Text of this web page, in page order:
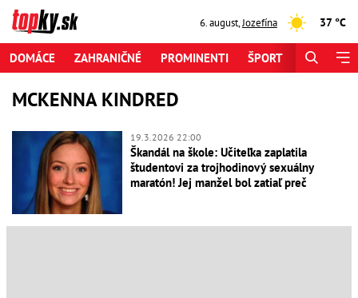
6. august,Jozefína 37 °C
DOMÁCE ZAHRANIČNÉ PROMINENTI ŠPORT
MCKENNA KINDRED
19.3.2026 22:00
Škandál na škole: Učiteľka zaplatila
študentovi za trojhodinový sexuálny
maratón! Jej manžel bol zatiaľ preč